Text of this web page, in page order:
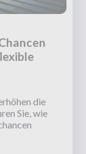
die
Sie, wie